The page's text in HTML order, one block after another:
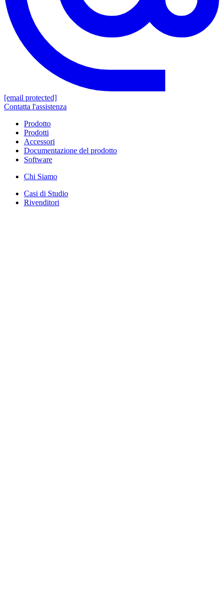
[email protected]
Contatta l'assistenza
Prodotto
Prodotti
Accessori
Documentazione del prodotto
Software
Chi Siamo
Casi di Studio
Rivenditori